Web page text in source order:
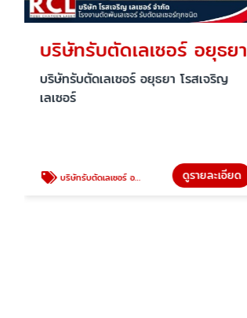
บริษัทรับตัดเลเซอร์ อยุธยา
บริษัทรับตัดเลเซอร์ อยุธยา โรสเจริญ
เลเซอร์
บริษัทรับตัดเลเซอร์ อยุธยา ดูรายละเอียด